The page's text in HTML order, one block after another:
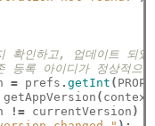
확인하고, 업데이트 되었
등록 아이디가 정상적으
= prefs . getInt (
( context
!= currentVersion )